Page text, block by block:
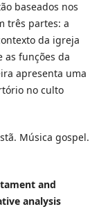
baseados nos
três partes: a
da igreja
as funções da
apresenta uma
no culto
Música gospel.
and
analysis